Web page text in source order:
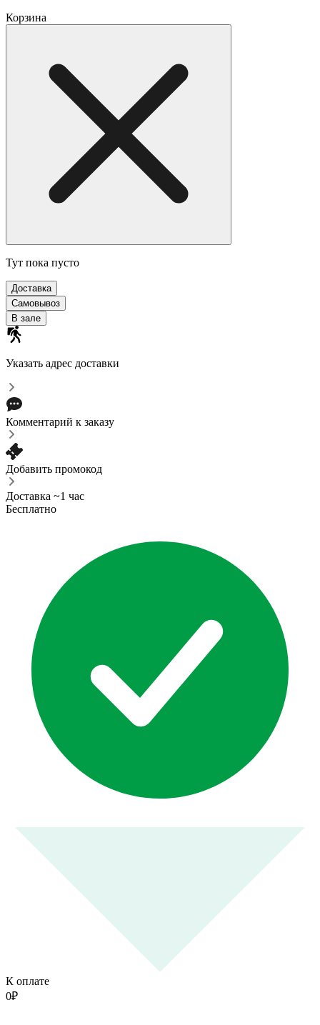
Корзина
Тут пока пусто
Доставка
Самовывоз
В зале
Указать адрес доставки
Комментарий к заказу
Добавить промокод
Доставка ~1 час
Бесплатно
К оплате
0₽